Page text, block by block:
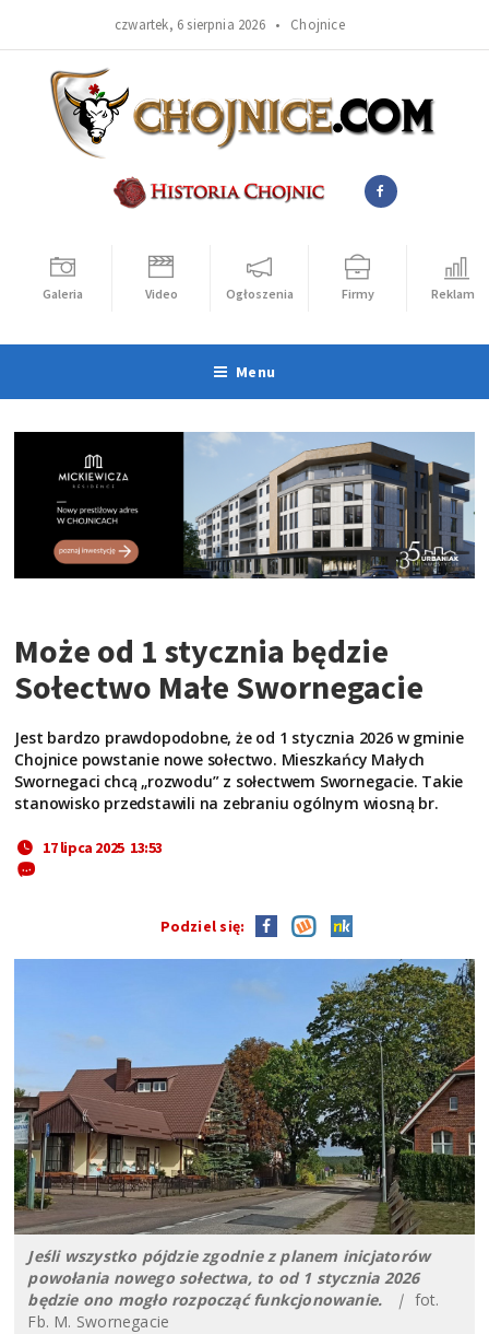
czwartek, 6 sierpnia 2026 • Chojnice
Galeria Video Ogłoszenia Firmy Reklama
Menu
Może od 1 stycznia będzie
Sołectwo Małe Swornegacie
Jest bardzo prawdopodobne, że od 1 stycznia 2026 w gminie
Chojnice powstanie nowe sołectwo. Mieszkańcy Małych
Swornegaci chcą „rozwodu” z sołectwem Swornegacie. Takie
stanowisko przedstawili na zebraniu ogólnym wiosną br.
17 lipca 2025 13:53
Podziel się:
Jeśli wszystko pójdzie zgodnie z planem inicjatorów
powołania nowego sołectwa, to od 1 stycznia 2026
będzie ono mogło rozpocząć funkcjonowanie. | fot.
Fb. M. Swornegacie